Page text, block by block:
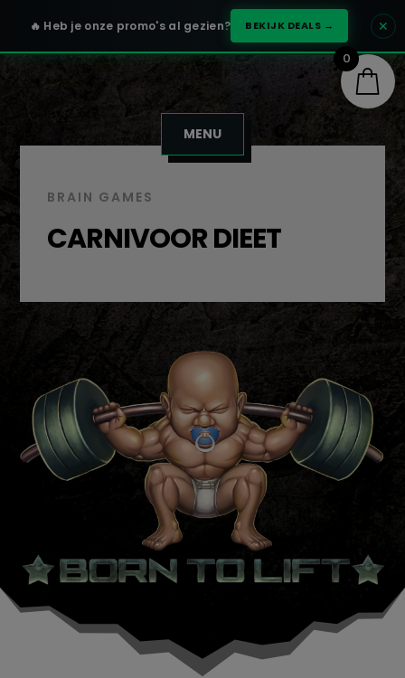
🔥 Heb je onze promo's al gezien? BEKIJK DEALS → ✕
MENU
BRAIN GAMES
CARNIVOOR DIEET
0